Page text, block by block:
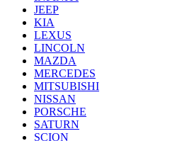
JEEP
KIA
LEXUS
LINCOLN
MAZDA
MERCEDES
MITSUBISHI
NISSAN
PORSCHE
SATURN
SCION